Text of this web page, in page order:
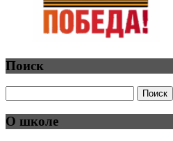
Поиск
О школе